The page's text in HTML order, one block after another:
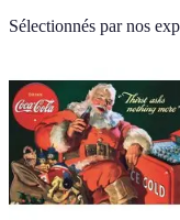
Sélectionnés par nos